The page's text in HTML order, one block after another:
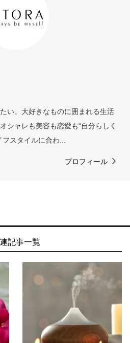
い。大好きなものに囲まれる生活
シャレも美容も恋愛も“自分らしく
フスタイルに合わ...
プロフィール
記事一覧